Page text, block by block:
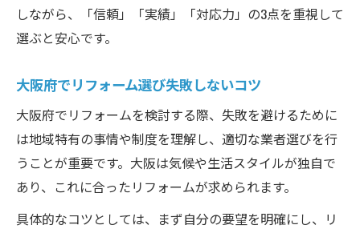
しながら、「信頼」「実績」「対応力」の3点を重視して
選ぶと安心です。
大阪府でリフォーム選び失敗しないコツ
大阪府でリフォームを検討する際、失敗を避けるために
は地域特有の事情や制度を理解し、適切な業者選びを行
うことが重要です。大阪は気候や生活スタイルが独自で
あり、これに合ったリフォームが求められます。
具体的なコツとしては、まず自分の要望を明確にし、リ